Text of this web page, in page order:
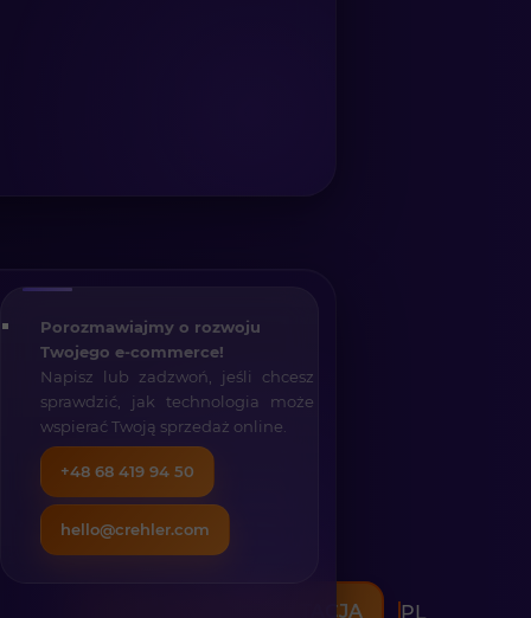
PL
Porozmawiajmy o rozwoju
Twojego e-commerce!
Napisz lub zadzwoń, jeśli chcesz
sprawdzić, jak technologia może
wspierać Twoją sprzedaż online.
+48 68 419 94 50
hello@crehler.com
BEZPŁATNA KONSULTACJA